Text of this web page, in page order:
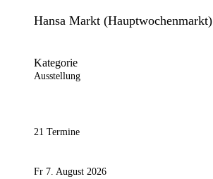
Hansa Markt (Hauptwochenmarkt)
Kategorie
Ausstellung
21 Termine
Fr 7. August 2026